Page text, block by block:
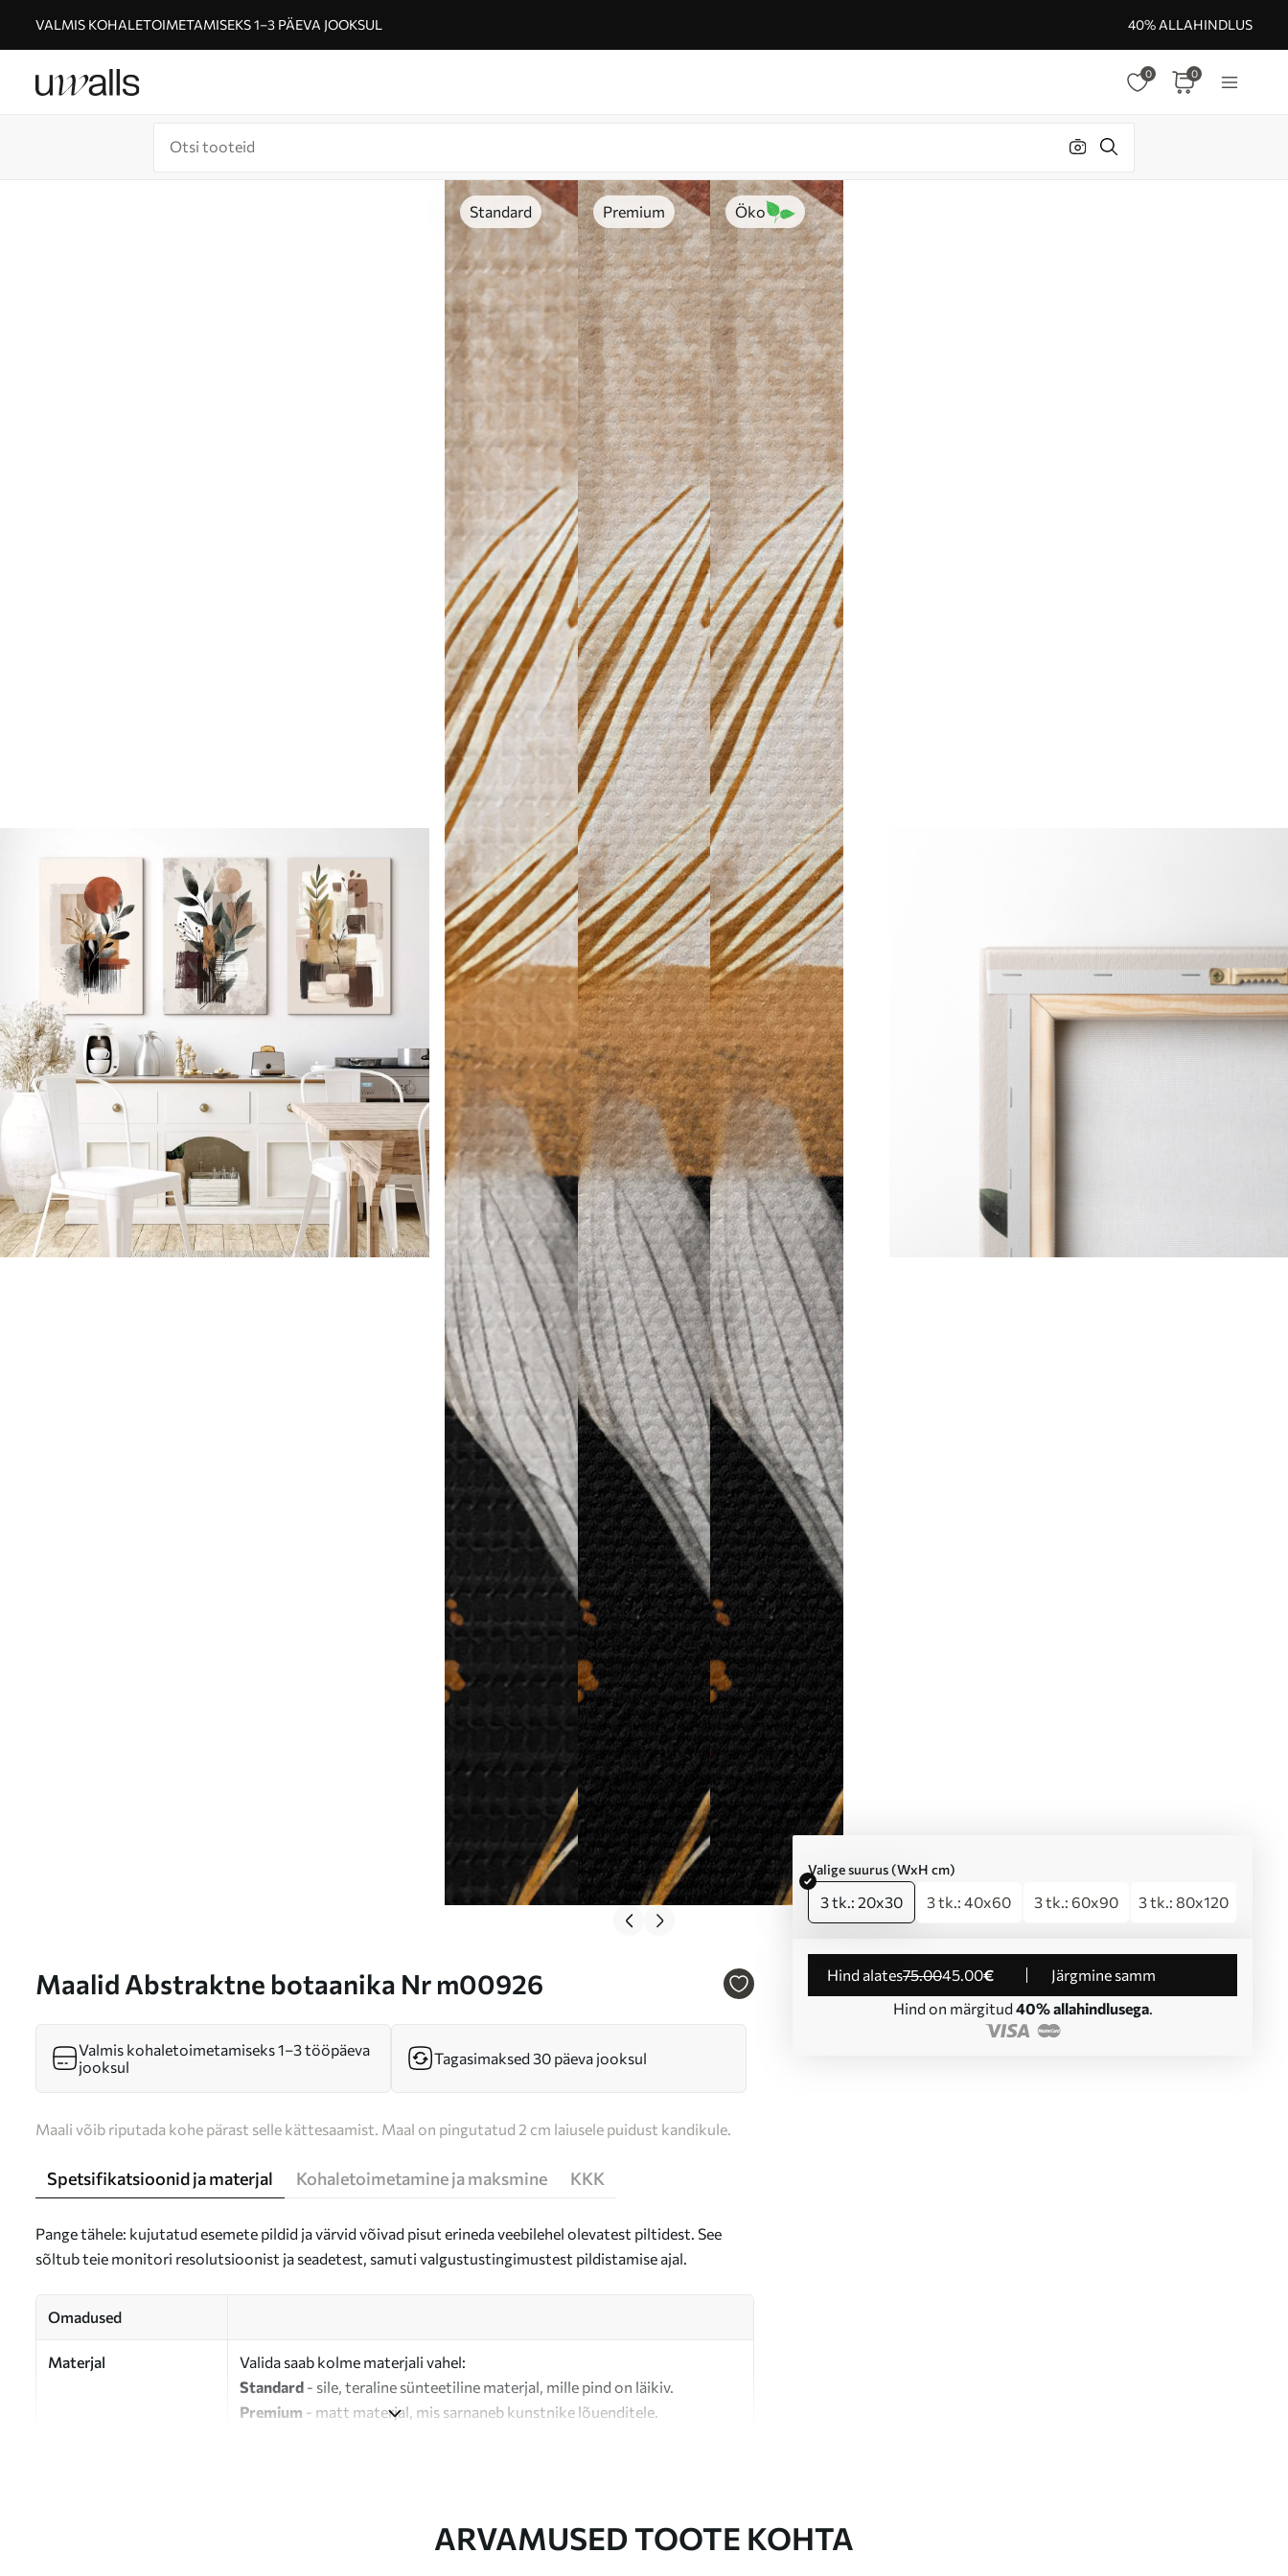
VALMIS KOHALETOIMETAMISEKS 1–3 PÄEVA JOOKSUL 40% ALLAHINDLUS
0 0
Standard Premium Öko
Maalid Abstraktne botaanika Nr m00926
Valige suurus (WxH cm)
3 tk.: 20x30 3 tk.: 40x60 3 tk.: 60x90 3 tk.: 80x120
Hind alates75.0045.00€
Järgmine samm
Hind on märgitud 40% allahindlusega.
Valmis kohaletoimetamiseks 1–3 tööpäeva
jooksul
Tagasimaksed 30 päeva jooksul
Maali võib riputada kohe pärast selle kättesaamist. Maal on pingutatud 2 cm laiusele puidust kandikule.
Spetsifikatsioonid ja materjal Kohaletoimetamine ja maksmine KKK
Pange tähele: kujutatud esemete pildid ja värvid võivad pisut erineda veebilehel olevatest piltidest. See
sõltub teie monitori resolutsioonist ja seadetest, samuti valgustustingimustest pildistamise ajal.
Omadused
Materjal
Valida saab kolme materjali vahel:
Standard - sile, teraline sünteetiline materjal, mille pind on läikiv.
Premium - matt materjal, mis sarnaneb kunstnike lõuenditele.
ARVAMUSED TOOTE KOHTA